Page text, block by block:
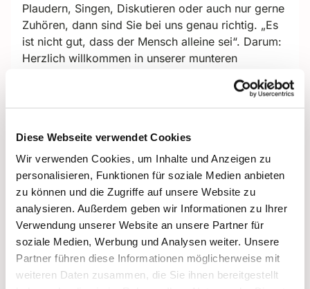
Diese Webseite verwendet Cookies
Wir verwenden Cookies, um Inhalte und Anzeigen zu
personalisieren, Funktionen für soziale Medien anbieten
zu können und die Zugriffe auf unsere Website zu
analysieren. Außerdem geben wir Informationen zu Ihrer
Verwendung unserer Website an unsere Partner für
soziale Medien, Werbung und Analysen weiter. Unsere
Partner führen diese Informationen möglicherweise mit
weiteren Daten zusammen, die Sie ihnen bereitgestellt
Plaudern, Singen, Diskutieren oder auch nur gerne
Zuhören, dann sind Sie bei uns genau richtig. „Es
ist nicht gut, dass der Mensch alleine sei“. Darum:
Herzlich willkommen in unserer munteren
und Cornelia Kuhle-Schnepelgehören die
Andacht, das gemeinsame Kaffeetrinken, Zeit für
Gespräche, ein wechselndes Angebot von
Literarischem (von fröhlich bis nachdenklich, von
frech bis fromm), auch mit Gästen von außerhalb,
und manchmal auch ein Ausflug.
Wann:Mittwoch von 15.00 bis 16.30 Uhr
Ort ab Juni 2025: Aula im Oberlin-Seminar,
Tietzenweg 130/132